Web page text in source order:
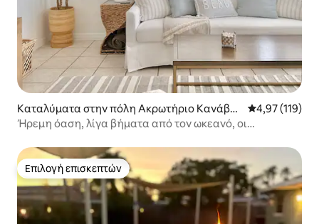
Καταλύματα στην πόλη Ακρωτήριο Κανάβερ
αλ
Μέση
4,97 (119)
Ήρεμη όαση, λίγα βήματα από τον ωκεανό, οι
Επιλογή επισκεπτών
Επιλογή επισκεπτών